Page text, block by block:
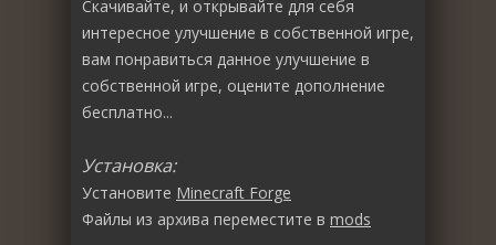
Скачивайте, и открывайте для себя
интересное улучшение в собственной игре,
вам понравиться данное улучшение в
собственной игре, оцените дополнение
бесплатно...
Установка:
Установите Minecraft Forge
Файлы из архива переместите в mods